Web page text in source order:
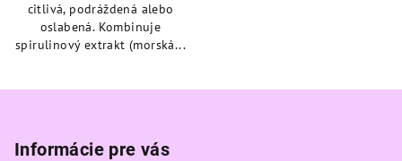
citlivá, podráždená alebo
oslabená. Kombinuje
spirulinový extrakt (morská...
Informácie pre vás